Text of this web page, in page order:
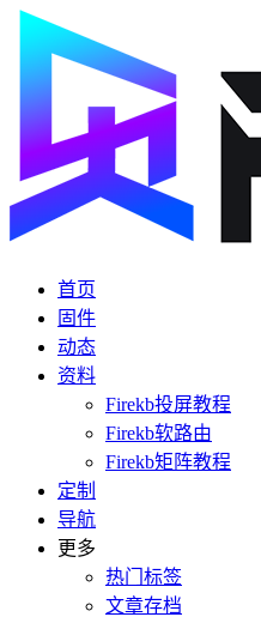
首页
固件
动态
资料
Firekb投屏教程
Firekb软路由
Firekb矩阵教程
定制
导航
更多
热门标签
文章存档